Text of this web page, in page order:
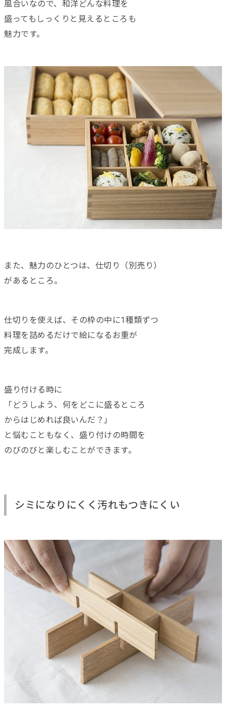
風合いなので、和洋どんな料理を
盛ってもしっくりと見えるところも
魅力です。
また、魅力のひとつは、仕切り（別売り）
があるところ。
仕切りを使えば、その枠の中に1種類ずつ
料理を詰めるだけで絵になるお重が
完成します。
盛り付ける時に
「どうしよう、何をどこに盛るところ
からはじめれば良いんだ？」
と悩むこともなく、盛り付けの時間を
のびのびと楽しむことができます。
シミになりにくく汚れもつきにくい